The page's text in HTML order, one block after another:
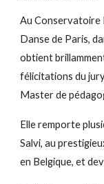
Au Conservatoire
Danse de Paris,
obtient
félicitations du
Master de
Elle remporte
Salvi, au
en Belgique, et